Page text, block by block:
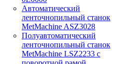
Автоматический
ленточнопильный станок
MetMachine ASZ3028
Полуавтоматический
ленточнопильный станок
MetMachine LSZ2233 с